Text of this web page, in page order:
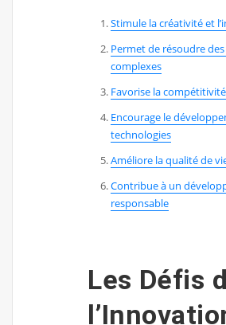
Stimule la créativité et
Permet de résoudre
complexes
Favorise la
Encourage le
technologies
Améliore la qualité de
Contribue à un
responsable
Les Défis